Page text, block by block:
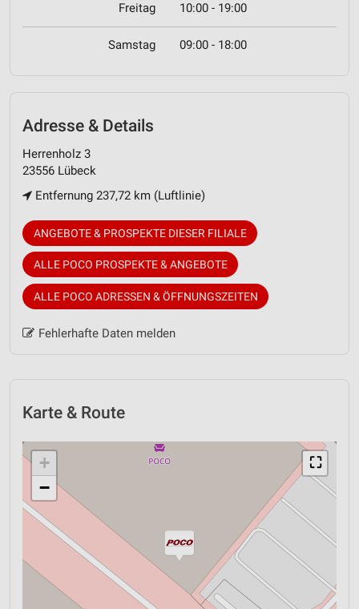
Freitag 10:00 - 19:00
Samstag 09:00 - 18:00
Adresse & Details
Herrenholz 3
23556 Lübeck
Entfernung 237,72 km (Luftlinie)
ANGEBOTE & PROSPEKTE DIESER FILIALE
ALLE POCO PROSPEKTE & ANGEBOTE
ALLE POCO ADRESSEN & ÖFFNUNGSZEITEN
Fehlerhafte Daten melden
Karte & Route
⛶
+
−